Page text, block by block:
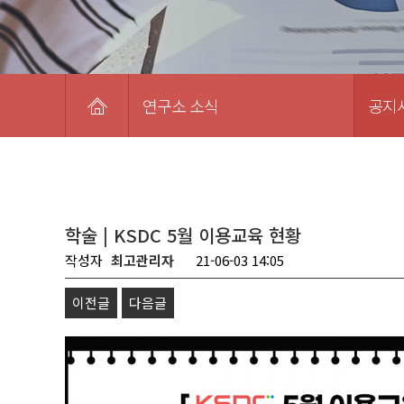
연구소 소식 공지
학술 | KSDC 5월 이용교육 현황
작성자 최고관리자 21-06-03 14:05
이전글 다음글